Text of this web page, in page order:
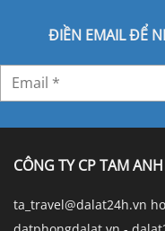
ĐIỀN EMAIL ĐỂ
CÔNG TY CP TAM
ta_travel@dalat24h.vn